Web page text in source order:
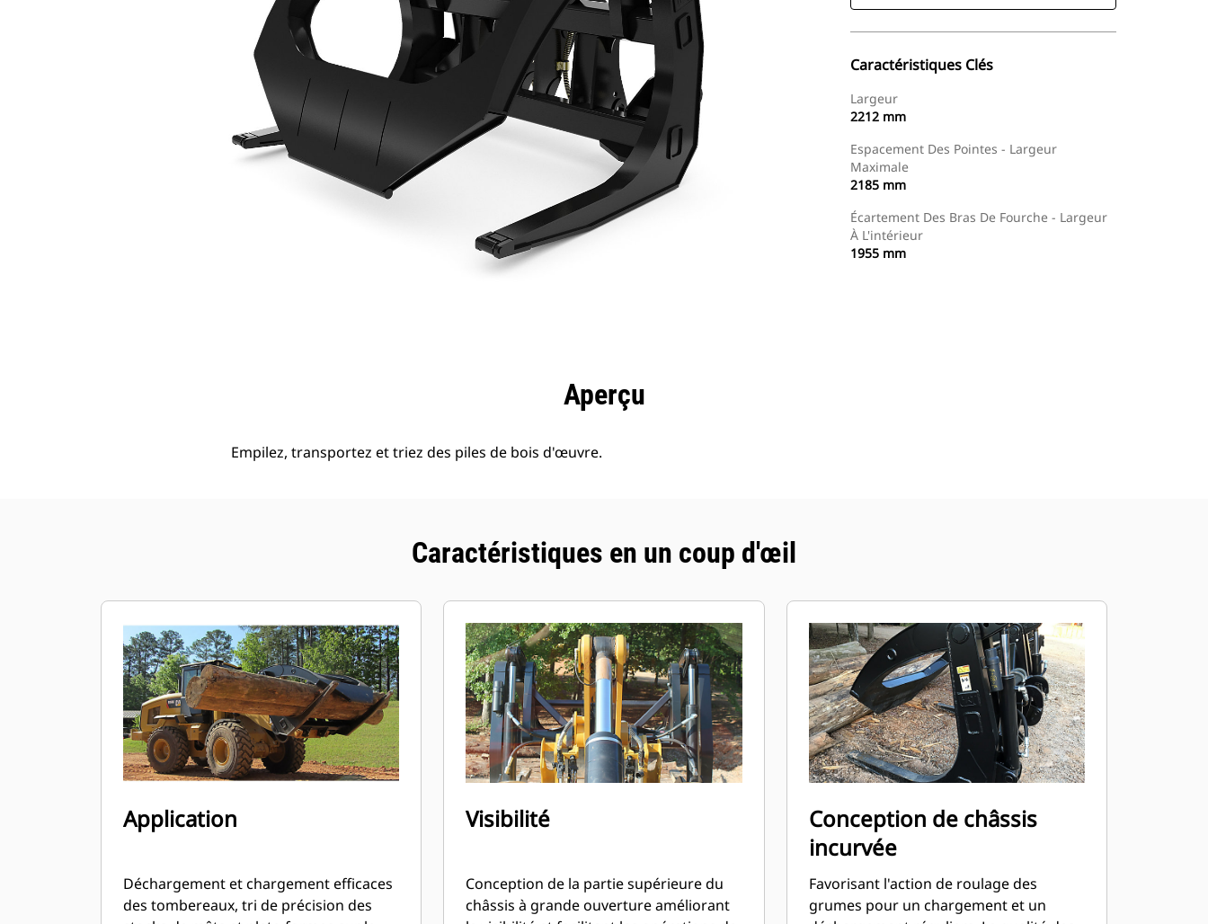
Caractéristiques Clés
Largeur
2212 mm
Espacement Des Pointes - Largeur
Maximale
2185 mm
Écartement Des Bras De Fourche - Largeur
À L'intérieur
1955 mm
Aperçu
Empilez, transportez et triez des piles de bois d'œuvre.
Caractéristiques en un coup d'œil
Application
Déchargement et chargement efficaces
des tombereaux, tri de précision des
Visibilité
Conception de la partie supérieure du
châssis à grande ouverture améliorant
Conception de châssis
incurvée
Favorisant l'action de roulage des
grumes pour un chargement et un